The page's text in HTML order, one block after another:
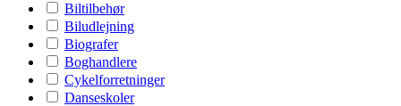
Biltilbehør
Biludlejning
Biografer
Boghandlere
Cykelforretninger
Danseskoler